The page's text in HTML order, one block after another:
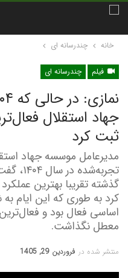
خانه چندرسانه ای
فیلم چندرسانه ای
جهاد استقلال
ثبت کرد
گذشته تقریبا بهترین
کرد به طوری که این ایام
اساسی فعال بود و
معطل نگذاشت.
منتشر شده در فروردین 29, 1405